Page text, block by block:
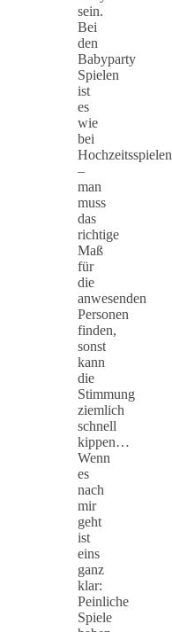
sein.
Bei
den
Babyparty
Spielen
ist
es
wie
bei
Hochzeitsspielen
–
man
muss
das
richtige
Maß
für
die
anwesenden
Personen
finden,
sonst
kann
die
Stimmung
ziemlich
schnell
kippen…
Wenn
es
nach
mir
geht
ist
eins
ganz
klar:
Peinliche
Spiele